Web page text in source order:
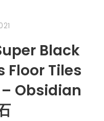
Black
Floor Tiles
– Obsidian